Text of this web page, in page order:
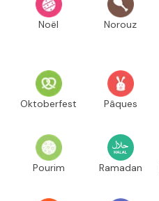
Noël Norouz
Oktoberfest Pâques
Pourim Ramadan